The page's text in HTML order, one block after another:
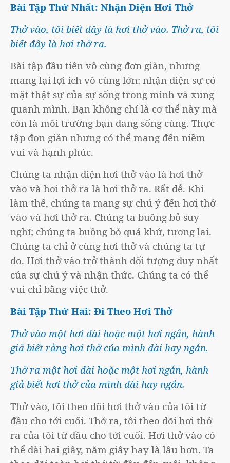
Bài Tập Thứ Nhất: Nhận Diện Hơi Thở
Thở vào, tôi biết đây là hơi thở vào. Thở ra, tôi
biết đây là hơi thở ra.
Bài tập đầu tiên vô cùng đơn giản, nhưng
mang lại lợi ích vô cùng lớn: nhận diện sự có
mặt thật sự của sự sống trong mình và xung
quanh mình. Bạn không chỉ là cơ thể này mà
còn là môi trường bạn đang sống cùng. Thực
tập đơn giản nhưng có thể mang đến niềm
vui và hạnh phúc.
Chúng ta nhận diện hơi thở vào là hơi thở
vào và hơi thở ra là hơi thở ra. Rất dễ. Khi
làm thế, chúng ta mang sự chú ý đến hơi thở
vào và hơi thở ra. Chúng ta buông bỏ suy
nghĩ; chúng ta buông bỏ quá khứ, tương lai.
Chúng ta chỉ ở cùng hơi thở và chúng ta tự
do. Hơi thở vào trở thành đối tượng duy nhất
của sự chú ý và nhận thức. Chúng ta có thể
vui chỉ bằng việc thở.
Bài Tập Thứ Hai: Đi Theo Hơi Thở
Thở vào một hơi dài hoặc một hơi ngắn, hành
giả biết rằng hơi thở của mình dài hay ngắn.
Thở ra một hơi dài hoặc một hơi ngắn, hành
giả biết hơi thở của mình dài hay ngắn.
Thở vào, tôi theo dõi hơi thở vào của tôi từ
đầu cho tới cuối. Thở ra, tôi theo dõi hơi thở
ra của tôi từ đầu cho tới cuối. Hơi thở vào có
thể dài hai giây, năm giây hay là lâu hơn. Ta